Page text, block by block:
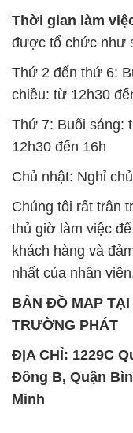
Thời gian làm
được tổ chức như
Thứ 2 đến thứ 6:
chiều: từ 12h30
Thứ 7: Buổi sáng:
12h30 đến 16h
Chủ nhật: Nghỉ
Chúng tôi rất trân
thủ giờ làm việc
khách hàng và
nhất của nhân
BẢN ĐỒ MAP
TRƯỜNG PHÁT
ĐỊA CHỈ: 1229C
Đông B, Quận
Minh